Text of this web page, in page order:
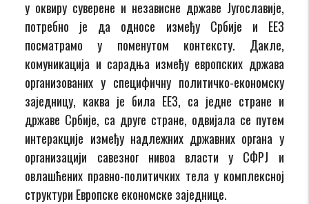
у оквиру суверене и независне државе Југославије,
потребно је да односе између Србије и ЕЕЗ
посматрамо у поменутом контексту. Дакле,
комуникација и сарадња између европских држава
организованих у специфичну политичко-економску
заједницу, каква је била ЕЕЗ, са једне стране и
државе Србије, са друге стране, одвијала се путем
интеракције између надлежних државних органа у
организацији савезног нивоа власти у СФРЈ и
овлашћених правно-политичких тела у комплексној
структури Европске економске заједнице.